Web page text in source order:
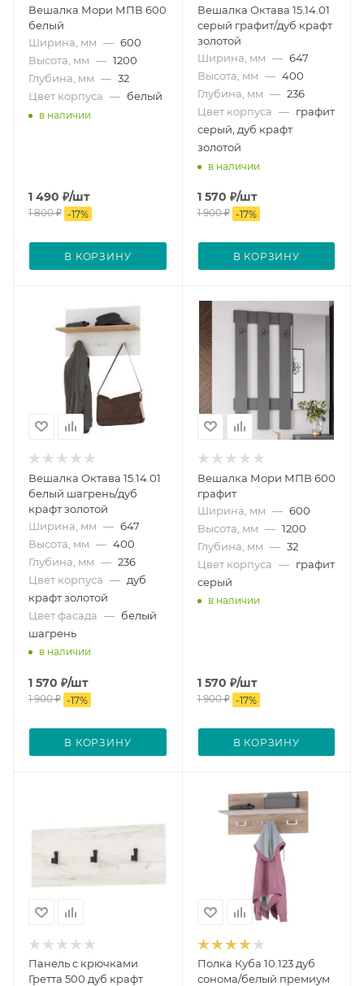
Вешалка Мори МПВ 600
белый
Ширина, мм — 600
Высота, мм — 1200
Глубина, мм — 32
Цвет корпуса — белый
в наличии
1 490 ₽/шт
1 800₽ -17%
В КОРЗИНУ
Вешалка Октава 15.14.01
серый графит/дуб крафт
золотой
Ширина, мм — 647
Высота, мм — 400
Глубина, мм — 236
Цвет корпуса — графит
серый, дуб крафт
золотой
в наличии
1 570 ₽/шт
1 900₽ -17%
В КОРЗИНУ
Вешалка Октава 15.14.01
белый шагрень/дуб
крафт золотой
Ширина, мм — 647
Высота, мм — 400
Глубина, мм — 236
Цвет корпуса — дуб
крафт золотой
Цвет фасада — белый
шагрень
в наличии
1 570 ₽/шт
1 900₽ -17%
В КОРЗИНУ
Вешалка Мори МПВ 600
графит
Ширина, мм — 600
Высота, мм — 1200
Глубина, мм — 32
Цвет корпуса — графит
серый
в наличии
1 570 ₽/шт
1 900₽ -17%
В КОРЗИНУ
Панель с крючками
Гретта 500 дуб крафт
Полка Куба 10.123 дуб
сонома/белый премиум